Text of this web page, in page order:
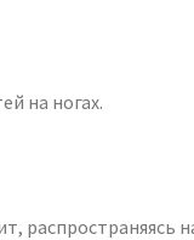
на ногах.
распространяясь